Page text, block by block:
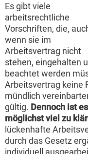
Es gibt viele
arbeitsrechtliche
Vorschriften, die,
wenn sie im
Arbeitsvertrag nicht
stehen, eingehalten
beachtet werden
Arbeitsvertrag keine
mündlich
gültig. Dennoch ist
möglichst viel zu
lückenhafte
durch das Gesetz
individuell